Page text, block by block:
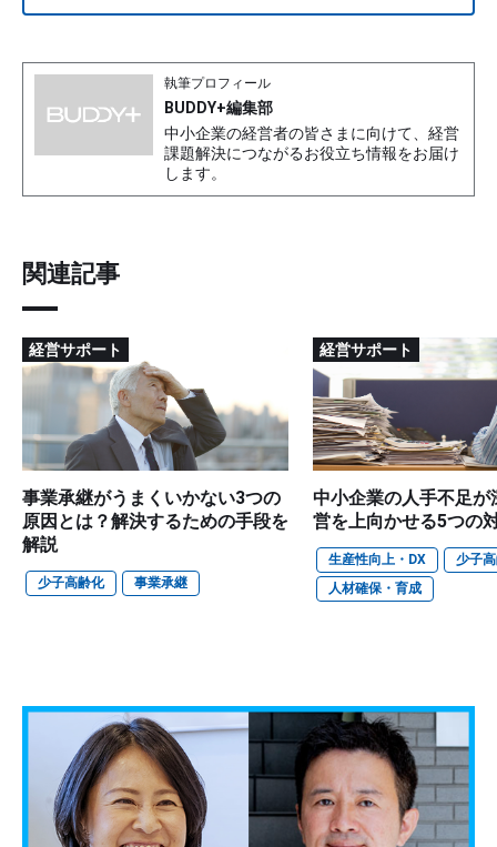
執筆プロフィール
BUDDY+編集部
中小企業の経営者の皆さまに向けて、経営
課題解決につながるお役立ち情報をお届け
します。
関連記事
経営サポート
事業承継がうまくいかない3つの
原因とは？解決するための手段を
解説
少子高齢化 事業承継
経営サポート
中小企業の人手不足が
営を上向かせる5つの
生産性向上・DX
少子
人材確保・育成